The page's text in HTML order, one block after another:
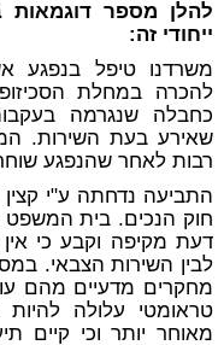
להלן מספר דוגמאות
ייחודי זה:
משרדנו טיפל בנפגע
להכרה במחלת
כחבלה שנגרמה
שאירע בעת השירות.
רבות לאחר שהנפגע
התביעה נדחתה ע"י קצין
חוק הנכים. בית המשפט
דעת מקיפה וקבע כי
לבין השירות הצבאי.
מחקרים מדעיים מהם
טראומטי עלולה להיות
מאוחר יותר וכי קיים